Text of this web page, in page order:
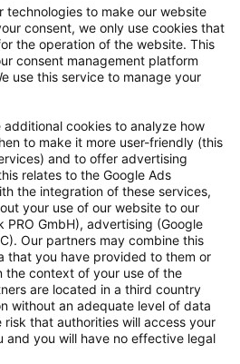
Newsletter und verpasse keine
technologies to make our website
consent, we only use cookies that
the operation of the website. This
consent management platform
use this service to manage your
cookies to analyze how
to make it more user-friendly (this
and to offer advertising
relates to the Google Ads
the integration of these services,
your use of our website to our
PRO GmbH), advertising (Google
Our partners may combine this
that you have provided to them or
the context of your use of the
are located in a third country
without an adequate level of data
that authorities will access your
and you will have no effective legal